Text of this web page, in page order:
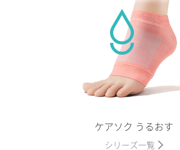
ケアソク うるおす
シリーズ一覧